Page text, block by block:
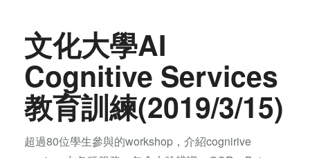
文化大學AI
Cognitive Services
教育訓練(2019/3/15)
超過80位學生參與的workshop，介紹cognirive